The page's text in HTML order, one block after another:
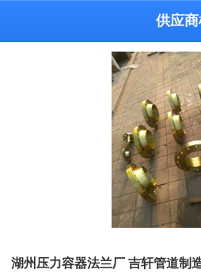
供应
湖州压力容器法兰厂 吉轩管道制